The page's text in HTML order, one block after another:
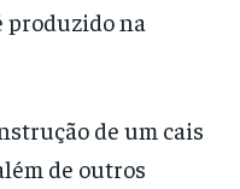
produzido na
de um cais
de outros